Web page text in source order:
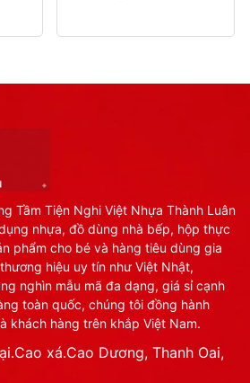
Tầm Tiện Nghi Việt Nhựa Thành Luân
nhựa, đồ dùng nhà bếp, hộp thực
phẩm cho bé và hàng tiêu dùng gia
hiệu uy tín như Việt Nhật,
nghìn mẫu mã đa dạng, giá sỉ cạnh
toàn quốc, chúng tôi đồng hành
khách hàng trên khắp Việt Nam.
xá.Cao Dương, Thanh Oai,